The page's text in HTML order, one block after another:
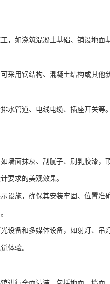
，如浇筑混凝土基础、铺设地面
采用钢结构、混凝土结构或其他
水管道、电线电缆、插座开关等
墙面抹灰、刮腻子、刷乳胶漆
要求的美观效果。
设施，确保其安装牢固、位置
设备和多媒体设备，如射灯、
体验。